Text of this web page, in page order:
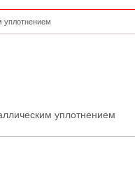
уплотнением
уплотнением